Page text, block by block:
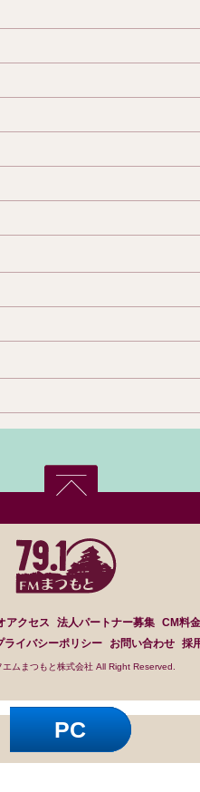
アクセス 法人パートナー募集 CM料
ライバシーポリシー お問い合わせ 採
ムまつもと株式会社 All Right Reserved.
PC